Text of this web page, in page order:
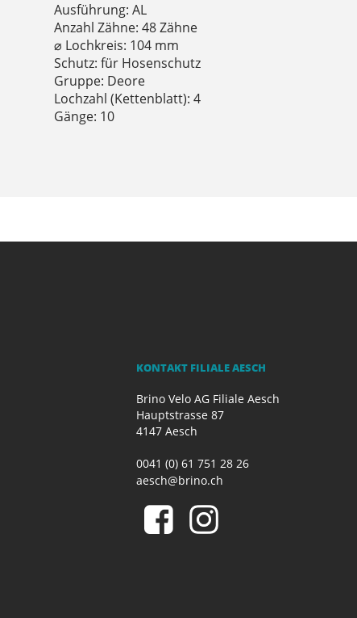
Ausführung: AL
Anzahl Zähne: 48 Zähne
⌀ Lochkreis: 104 mm
Schutz: für Hosenschutz
Gruppe: Deore
Lochzahl (Kettenblatt): 4
Gänge: 10
KONTAKT FILIALE AESCH
Brino Velo AG Filiale Aesch
Hauptstrasse 87
4147 Aesch
0041 (0) 61 751 28 26
aesch@brino.ch